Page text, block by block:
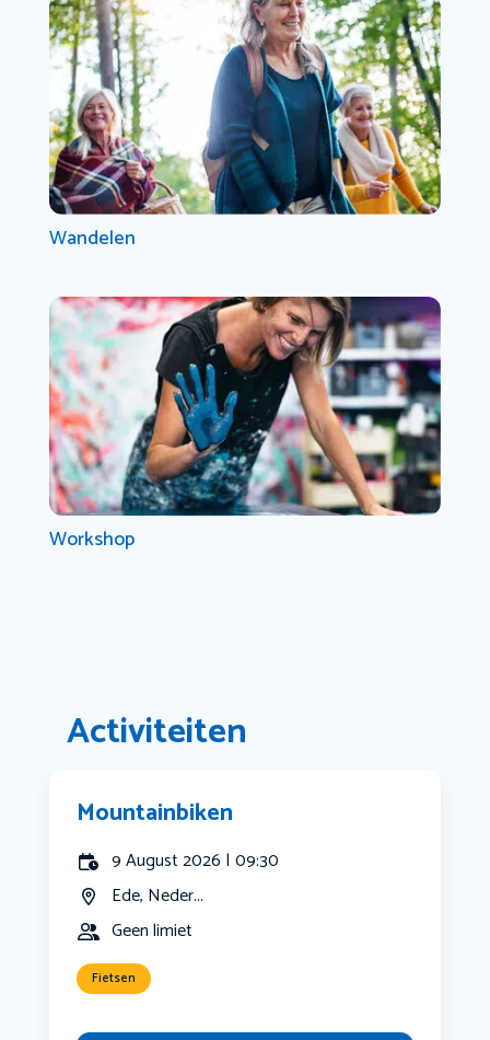
Wandelen
Workshop
Activiteiten
Mountainbiken
9 August 2026 | 09:30
Ede, Neder...
Geen limiet
Fietsen